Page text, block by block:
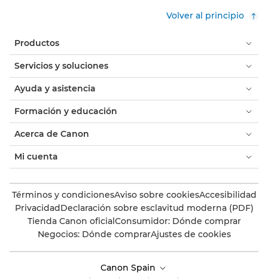
Volver al principio
Productos
Servicios y soluciones
Ayuda y asistencia
Formación y educación
Acerca de Canon
Mi cuenta
Términos y condicionesAviso sobre cookiesAccesibilidad
PrivacidadDeclaración sobre esclavitud moderna (PDF)
Tienda Canon oficialConsumidor: Dónde comprar
Negocios: Dónde comprarAjustes de cookies
Canon Spain